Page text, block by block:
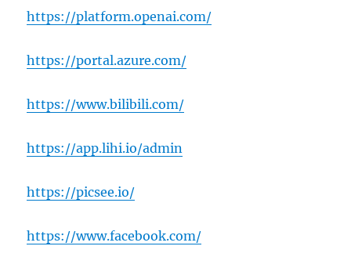
https://platform.openai.com/
https://portal.azure.com/
https://www.bilibili.com/
https://app.lihi.io/admin
https://picsee.io/
https://www.facebook.com/